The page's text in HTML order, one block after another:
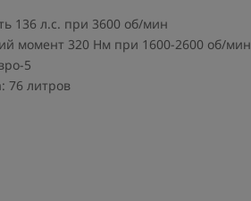
136 л.с. при 3600 об/мин
момент 320 Нм при 1600-2600 об/мин
5
76 литров